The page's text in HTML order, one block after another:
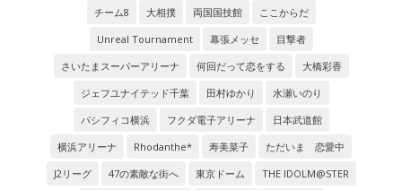
チーム8
大相撲 両国国技館
ここからだ
Unreal Tournament
幕張メッセ
目撃者
さいたまスーパーアリーナ
何回だって恋をする
大橋彩香
ジェフユナイテッド千葉
田村ゆかり
水瀬いのり
パシフィコ横浜
フクダ電子アリーナ
日本武道館
横浜アリーナ
Rhodanthe* 寿美菜子
ただいま 恋愛中
J2リーグ
47の素敵な街へ 東京ドーム
THE IDOLM@STER